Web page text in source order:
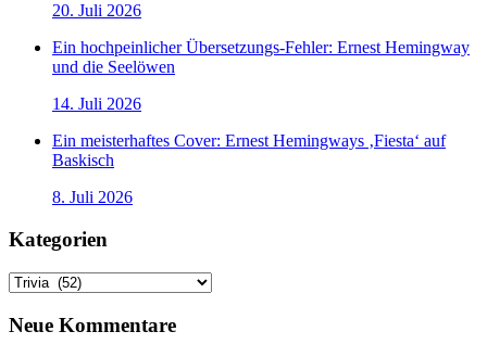
20. Juli 2026
Ein hochpeinlicher Übersetzungs-Fehler: Ernest Hemingway
und die Seelöwen
14. Juli 2026
Ein meisterhaftes Cover: Ernest Hemingways ‚Fiesta‘ auf
Baskisch
8. Juli 2026
Kategorien
Kategorien
Neue Kommentare